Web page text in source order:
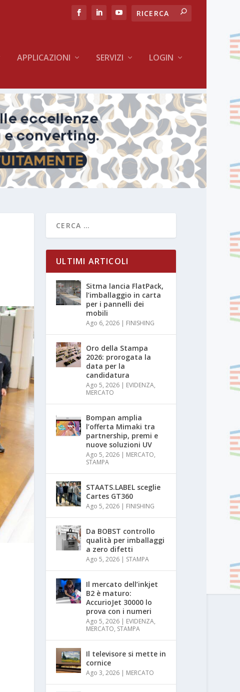
APPLICAZIONI SERVIZI LOGIN
ULTIMI ARTICOLI
Sitma lancia FlatPack,
l’imballaggio in carta
per i pannelli dei
mobili
Ago 6, 2026 | FINISHING
Oro della Stampa
2026: prorogata la
data per la
candidatura
Ago 5, 2026 | EVIDENZA,
MERCATO
Bompan amplia
l’offerta Mimaki tra
partnership, premi e
nuove soluzioni UV
Ago 5, 2026 | MERCATO,
STAMPA
STAATS.LABEL sceglie
Cartes GT360
Ago 5, 2026 | FINISHING
Da BOBST controllo
qualità per imballaggi
a zero difetti
Ago 5, 2026 | STAMPA
Il mercato dell’inkjet
B2 è maturo:
AccurioJet 30000 lo
prova con i numeri
Ago 5, 2026 | EVIDENZA,
MERCATO, STAMPA
Il televisore si mette in
cornice
Ago 3, 2026 | MERCATO